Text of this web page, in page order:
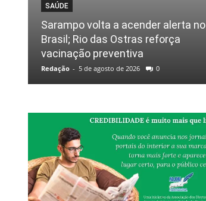
SAÚDE
Sarampo volta a acender alerta no
Brasil; Rio das Ostras reforça
vacinação preventiva
Redação - 5 de agosto de 2026 0